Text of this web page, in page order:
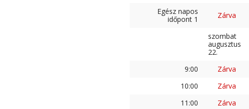
Egész napos
időpont 1
Zárva
szombat
augusztus
22.
9:00
Zárva
10:00
Zárva
11:00
Zárva